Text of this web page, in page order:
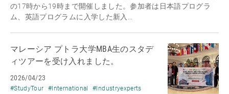
の17時から19時まで開催しました。参加者は日本語プログラ
ム、英語プログラムに入学した新入...
マレーシア プトラ大学MBA生のスタデ
ィツアーを受け入れました。
2026/04/23
#StudyTour #International #Industryexperts